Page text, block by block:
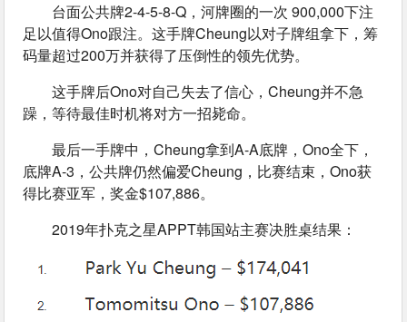
台面公共牌2-4-5-8-Q，河牌圈的一次 900,000下注
足以值得Ono跟注。这手牌Cheung以对子牌组拿下，筹
码量超过200万并获得了压倒性的领先优势。
这手牌后Ono对自己失去了信心，Cheung并不急
躁，等待最佳时机将对方一招毙命。
最后一手牌中，Cheung拿到A-A底牌，Ono全下，
底牌A-3，公共牌仍然偏爱Cheung，比赛结束，Ono获
得比赛亚军，奖金$107,886。
2019年扑克之星APPT韩国站主赛决胜桌结果：